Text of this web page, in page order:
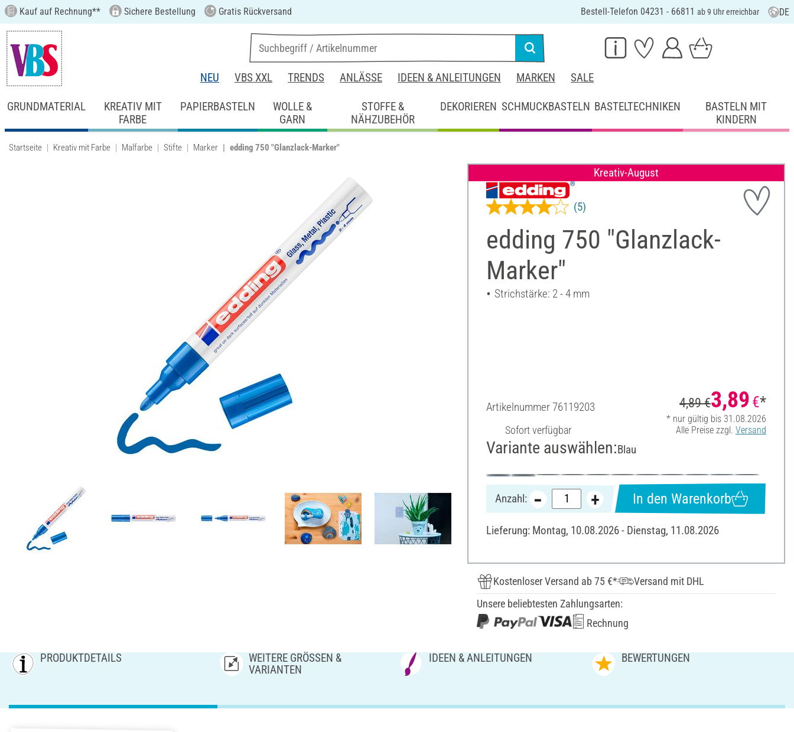
Kauf auf Rechnung** Sichere Bestellung Gratis Rückversand Bestell-Telefon 04231 - 66811 ab 9 Uhr erreichbar DE
NEU VBS XXL TRENDS ANLÄSSE IDEEN & ANLEITUNGEN MARKEN SALE
GRUNDMATERIAL
KREATIV MIT
FARBE
PAPIERBASTELN
WOLLE &
GARN
STOFFE &
NÄHZUBEHÖR
DEKORIEREN SCHMUCKBASTELN BASTELTECHNIKEN
BASTELN MIT
KINDERN
Startseite Kreativ mit Farbe Malfarbe Stifte Marker edding 750 "Glanzlack-Marker"
Kreativ-August
edding 750 "Glanzlack-
Marker"
(5)
Strichstärke: 2 - 4 mm
Artikelnummer76119203
Sofort verfügbar
4,89 €3,89 €*
* nur gültig bis 31.08.2026
Alle Preise zzgl. Versand
Variante auswählen:Blau
Anzahl: In den Warenkorb
Lieferung: Montag, 10.08.2026 - Dienstag, 11.08.2026
Kostenloser Versand ab 75 €*
Versand mit DHL
Unsere beliebtesten Zahlungsarten:
Rechnung
PRODUKTDETAILS
WEITERE GRÖSSEN & V
ARIANTEN
IDEEN & ANLEITUNGEN BEWERTUNGEN